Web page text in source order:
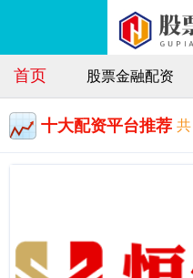
首页 股票金融配资
十大配资平台推荐 共